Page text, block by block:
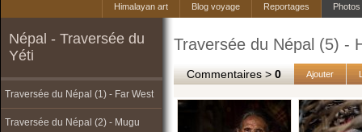
Photos
Reportages
Blog voyage
Himalayan art
Népal - Traversée du
Yéti
Traversée du Népal (1) - Far West
Traversée du Népal (2) - Mugu
Traversée du Népal (5) -
Commentaires >0 Ajouter